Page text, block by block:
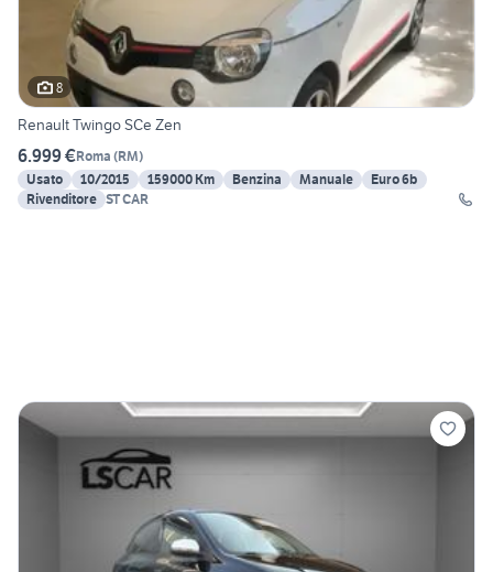
8
Renault Twingo SCe Zen
6.999 €Roma (RM)
Usato
10/2015 159000 Km Benzina Manuale
Euro 6b
Rivenditore ST CAR